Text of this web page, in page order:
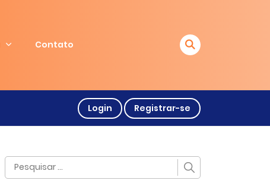
Contato
Login Registrar-se